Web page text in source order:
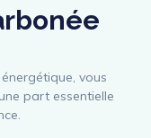
vous
part essentielle